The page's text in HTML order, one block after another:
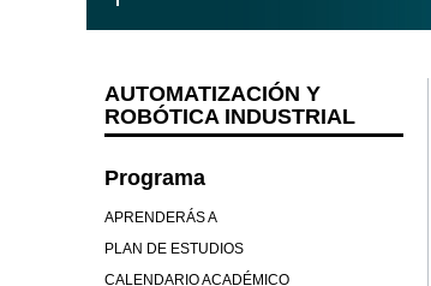
AUTOMATIZACIÓN Y
ROBÓTICA INDUSTRIAL
Programa
APRENDERÁS A
PLAN DE ESTUDIOS
CALENDARIO ACADÉMICO